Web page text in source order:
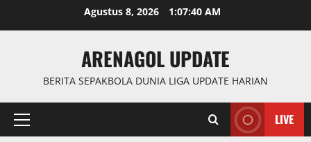
Agustus 8, 2026 1:07:41 AM
ARENAGOL UPDATE
BERITA SEPAKBOLA DUNIA LIGA UPDATE HARIAN
Primary
LIVE